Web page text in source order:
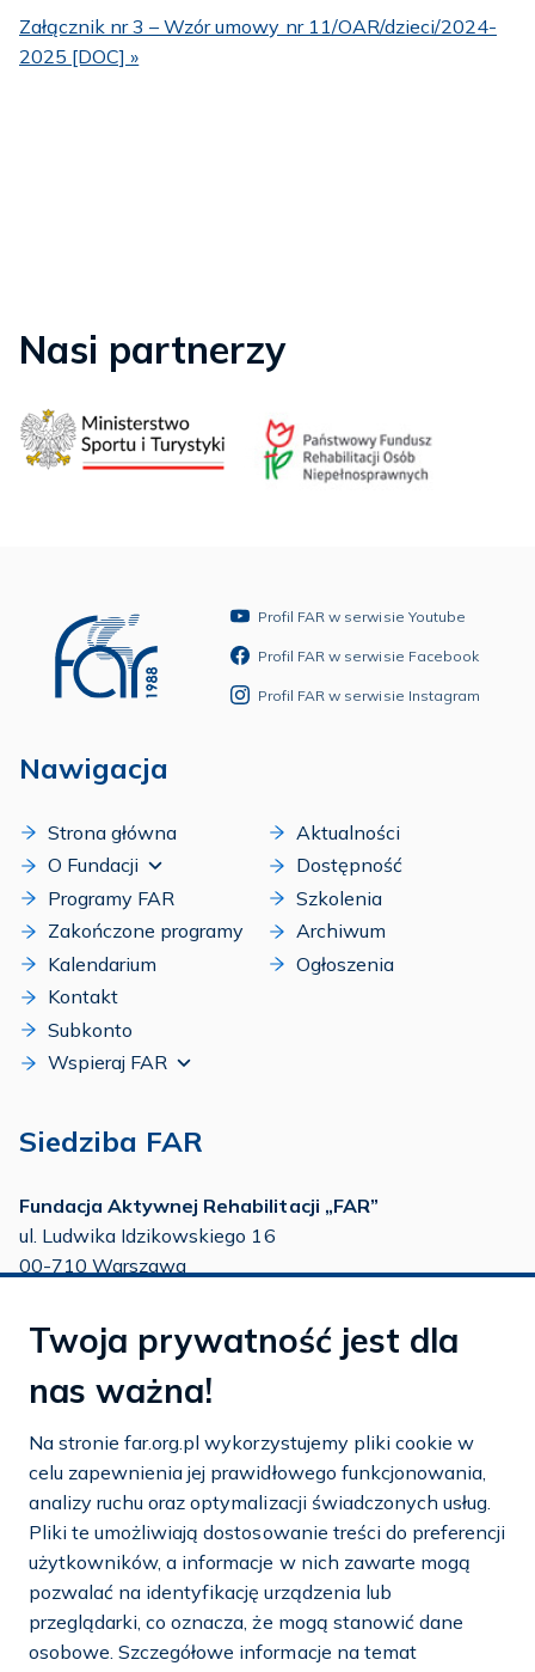
Załącznik nr 3 – Wzór umowy nr 11/OAR/dzieci/2024-
2025 [DOC] »
Nasi partnerzy
Profil FAR w serwisie Youtube
Profil FAR w serwisie Facebook
Profil FAR w serwisie Instagram
Nawigacja
Strona główna
O Fundacji
Programy FAR
Zakończone programy
Kalendarium
Kontakt
Subkonto
Wspieraj FAR
Aktualności
Dostępność
Szkolenia
Archiwum
Ogłoszenia
Siedziba FAR
Fundacja Aktywnej Rehabilitacji „FAR”
ul. Ludwika Idzikowskiego 16
00-710 Warszawa
tel.:22 651 88 03
22 858 26 39
tel.:22 642 22 91
e-mail:info@far.org.pl
Mapa strony
Dostosuj cookies
Twoja prywatność jest dla
nas ważna!
Na stronie far.org.pl wykorzystujemy pliki cookie w
celu zapewnienia jej prawidłowego funkcjonowania,
analizy ruchu oraz optymalizacji świadczonych usług.
Pliki te umożliwiają dostosowanie treści do preferencji
użytkowników, a informacje w nich zawarte mogą
pozwalać na identyfikację urządzenia lub
przeglądarki, co oznacza, że mogą stanowić dane
osobowe. Szczegółowe informacje na temat